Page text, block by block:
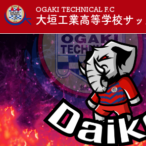
OGAKI TECHNICAL F.C
大垣工業高等学校サ